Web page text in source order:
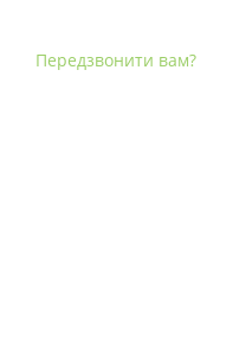
Передзвонити вам?